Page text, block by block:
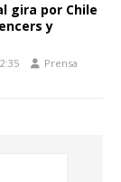
gira por Chile
y
Prensa